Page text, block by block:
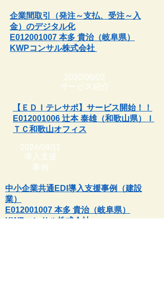
企業間取引（発注～支払、受注～入
金）のデジタル化
E012001007 本多 貴治（岐阜県）
KWPコンサル株式会社
2020/06/02
サービス紹介
【ＥＤＩテレサポ】サービス開始！！
E012001006 辻本 泰雄（和歌山県）Ｉ
ＴＣ和歌山オフィス
2024/04/11
​導入支援
事例
中小企業共通EDI導入支援事例（建設
業）
E012001007 本多 貴治（岐阜県）
KWPコンサル株式会社